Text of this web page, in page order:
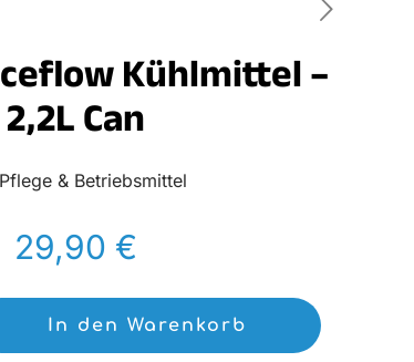
Kühlmittel –
2,2L Can
& Betriebsmittel
29,90 €
In den Warenkorb